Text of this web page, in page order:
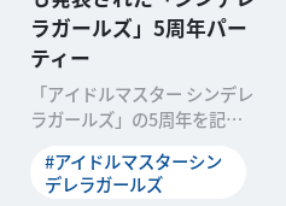
ラガールズ」5周年パー
ティー
「アイドルマスター シンデレ
ラガールズ」の5周年を記念
CIND
#アイドルマスターシン
デレラガールズ